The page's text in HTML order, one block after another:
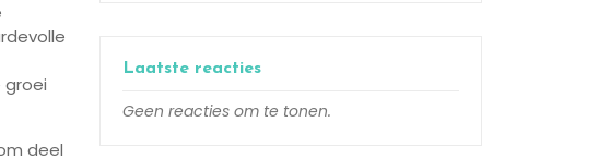
groei
deel
Laatste reacties
Geen reacties om te tonen.